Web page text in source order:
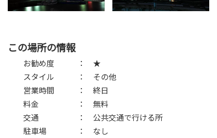
この場所の情報
お勧め度 ： ★
スタイル ： その他
営業時間 ： 終日
料金 ： 無料
交通 ： 公共交通で行ける所
駐車場 ： なし